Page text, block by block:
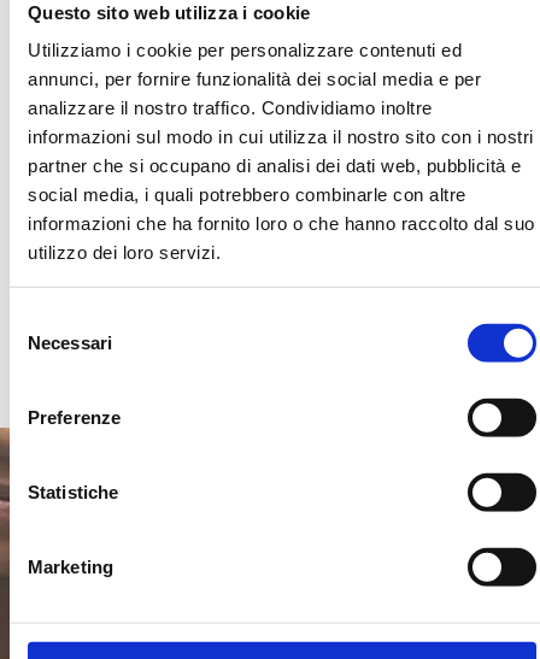
Questo sito web utilizza i cookie
Utilizziamo i cookie per personalizzare contenuti ed
annunci, per fornire funzionalità dei social media e per
analizzare il nostro traffico. Condividiamo inoltre
informazioni sul modo in cui utilizza il nostro sito con i nostri
partner che si occupano di analisi dei dati web, pubblicità e
social media, i quali potrebbero combinarle con altre
informazioni che ha fornito loro o che hanno raccolto dal suo
utilizzo dei loro servizi.
delNecessari
Preferenze
Statistiche
Marketing
Vi aspettiamo venerdì 23 giugno 2023 alle ore
20.30 presso “Il Fabbrolo”, situato in Via
Provinciale Diolaguardia, 2350 a Roncofreddo.
Sarà un’esperienza indimenticabile ricca di
emozioni, divertimento e solidarietà.Per info e
prenotazioni chiama il numero 3472404611 .
Insieme possiamo fare molto. Confidiamo in voi
e vi aspettiamo a braccia aperte. A presto!
Elisabetta, fondatrice di Balò
Locandina Evento